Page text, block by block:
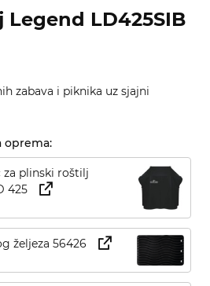
LD425SIB
zabava i piknika uz sjajni
oprema:
plinski roštilj
425
željeza 56426